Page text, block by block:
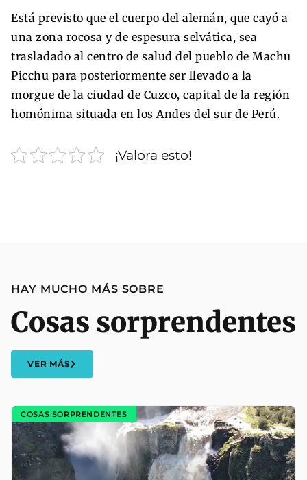
Está previsto que el cuerpo del alemán, que cayó a
una zona rocosa y de espesura selvática, sea
trasladado al centro de salud del pueblo de Machu
Picchu para posteriormente ser llevado a la
morgue de la ciudad de Cuzco, capital de la región
homónima situada en los Andes del sur de Perú.
¡Valora esto!
HAY MUCHO MÁS SOBRE
Cosas sorprendentes
VER MÁS
COSAS SORPRENDENTES